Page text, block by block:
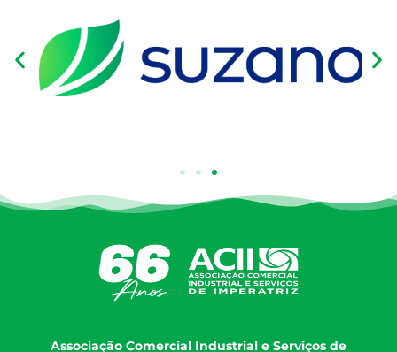
Associação Comercial Industrial e Serviços de